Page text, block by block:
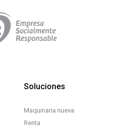
Soluciones
Maquinaria nueva
Renta